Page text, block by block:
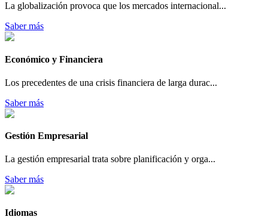
La globalización provoca que los mercados internacional...
Saber más
Económico y Financiera
Los precedentes de una crisis financiera de larga durac...
Saber más
Gestión Empresarial
La gestión empresarial trata sobre planificación y orga...
Saber más
Idiomas